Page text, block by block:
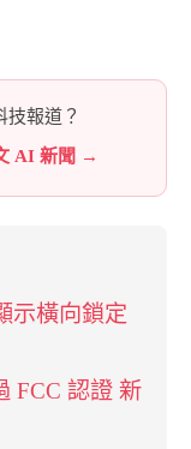
報道？
AI 新聞 →
示橫向鎖定
FCC 認證 新